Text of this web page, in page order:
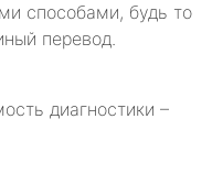
способами, будь то
перевод.
диагностики –